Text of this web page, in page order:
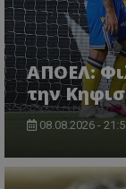
ΑΠΟΕΛ:
την
08.08.2026 -